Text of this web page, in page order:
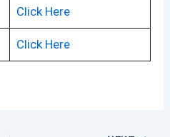
Click Here
Click Here